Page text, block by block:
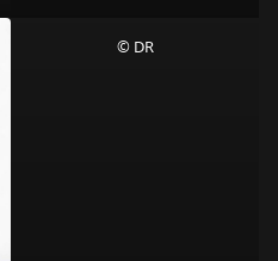
© DR